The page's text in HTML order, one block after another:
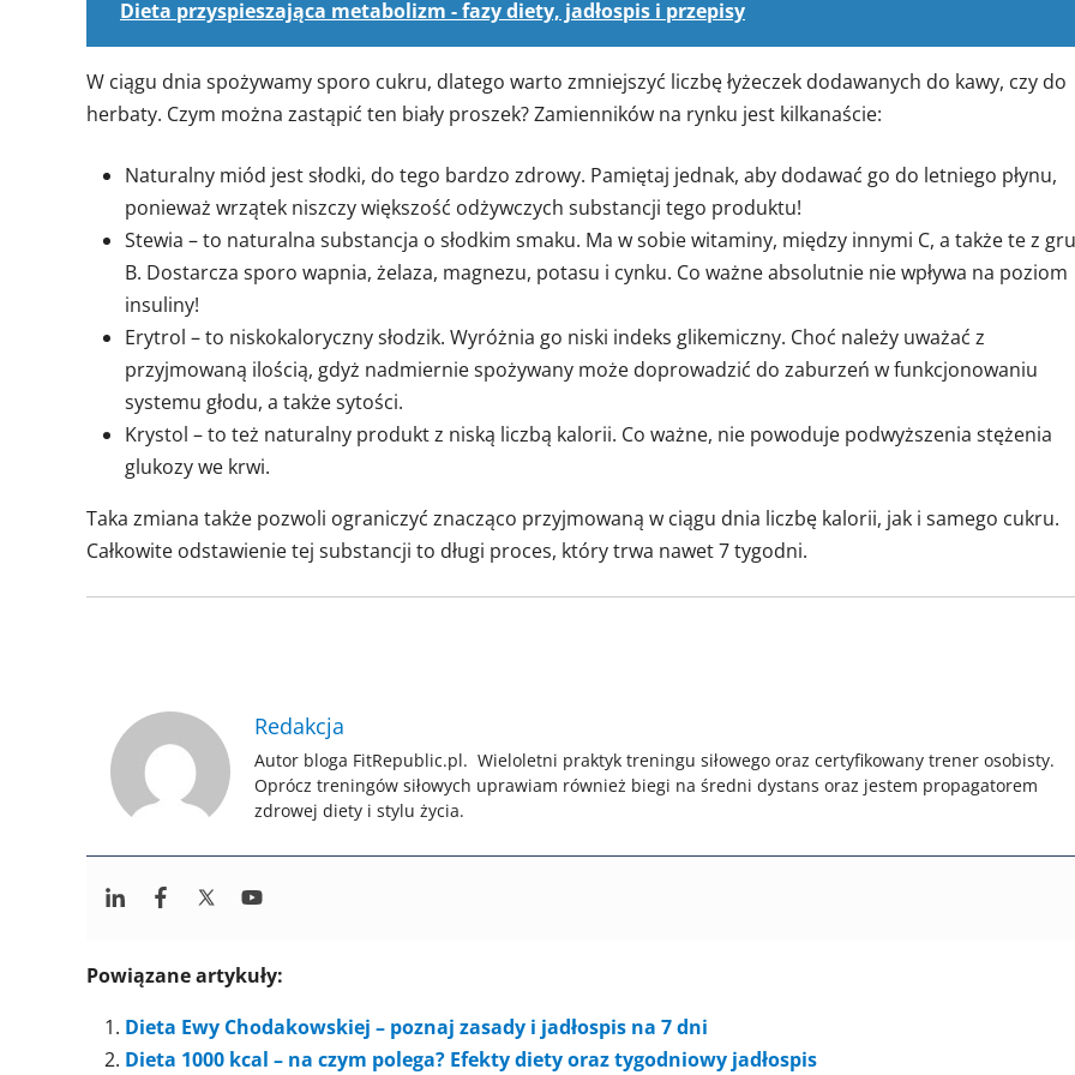
Dieta przyspieszająca metabolizm - fazy diety, jadłospis i przepisy
W ciągu dnia spożywamy sporo cukru, dlatego warto zmniejszyć liczbę łyżeczek dodawanych do kawy, czy do
herbaty. Czym można zastąpić ten biały proszek? Zamienników na rynku jest kilkanaście:
Naturalny miód jest słodki, do tego bardzo zdrowy. Pamiętaj jednak, aby dodawać go do letniego płynu,
ponieważ wrzątek niszczy większość odżywczych substancji tego produktu!
Stewia – to naturalna substancja o słodkim smaku. Ma w sobie witaminy, między innymi C, a także te z
B. Dostarcza sporo wapnia, żelaza, magnezu, potasu i cynku. Co ważne absolutnie nie wpływa na poziom
insuliny!
Erytrol – to niskokaloryczny słodzik. Wyróżnia go niski indeks glikemiczny. Choć należy uważać z
przyjmowaną ilością, gdyż nadmiernie spożywany może doprowadzić do zaburzeń w funkcjonowaniu
systemu głodu, a także sytości.
Krystol – to też naturalny produkt z niską liczbą kalorii. Co ważne, nie powoduje podwyższenia stężenia
glukozy we krwi.
Taka zmiana także pozwoli ograniczyć znacząco przyjmowaną w ciągu dnia liczbę kalorii, jak i samego cukru.
Całkowite odstawienie tej substancji to długi proces, który trwa nawet 7 tygodni.
Redakcja
Autor bloga FitRepublic.pl. Wieloletni praktyk treningu siłowego oraz certyfikowany trener osobisty.
Oprócz treningów siłowych uprawiam również biegi na średni dystans oraz jestem propagatorem
zdrowej diety i stylu życia.
Powiązane artykuły:
Dieta Ewy Chodakowskiej – poznaj zasady i jadłospis na 7 dni
Dieta 1000 kcal – na czym polega? Efekty diety oraz tygodniowy jadłospis